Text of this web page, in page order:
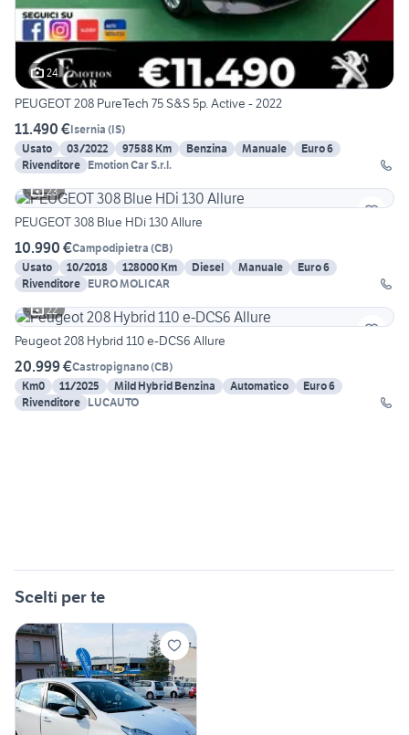
24
PEUGEOT 208 PureTech 75 S&S 5p. Active - 2022
11.490 €Isernia (IS)
Usato
03/2022 97588 Km Benzina Manuale
Euro 6
Rivenditore Emotion Car S.r.l.
23
PEUGEOT 308 Blue HDi 130 Allure
10.990 €Campodipietra (CB)
Usato
10/2018 128000 Km Diesel Manuale
Euro 6
Rivenditore EURO MOLICAR
22
Peugeot 208 Hybrid 110 e-DCS6 Allure
20.999 €Castropignano(CB)
Km0
11/2025 Mild Hybrid Benzina Automatico
Euro 6
Rivenditore LUCAUTO
Scelti per te